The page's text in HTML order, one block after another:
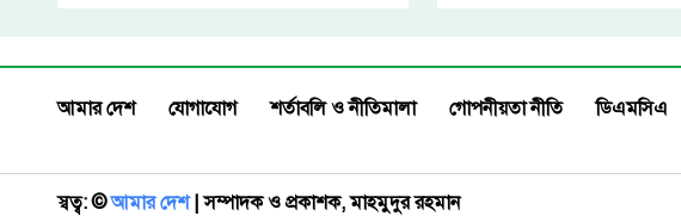
আমার দেশ যোগাযোগ শর্তাবলি ও নীতিমালা গোপনীয়তা নীতি ডিএমসিএ
স্বত্ব: ©️আমার দেশ| সম্পাদক ও প্রকাশক, মাহমুদুর রহমান